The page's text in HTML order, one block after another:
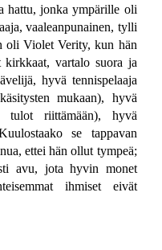
hattu, jonka ympärille oli
vaaleanpunainen, tylli
oli Violet Verity, kun hän
vartalo suora ja
hyvä tennispelaaja
mukaan), hyvä
tulot riittämään), hyvä
se tappavan
ettei hän ollut tympeä;
avu, jota hyvin monet
ihmiset eivät